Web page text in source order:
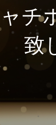
チ
致